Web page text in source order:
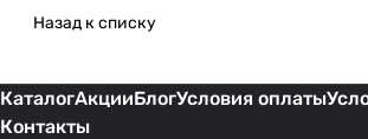
Назад к списку
КаталогАкцииБлогУсловия оплаты
Контакты